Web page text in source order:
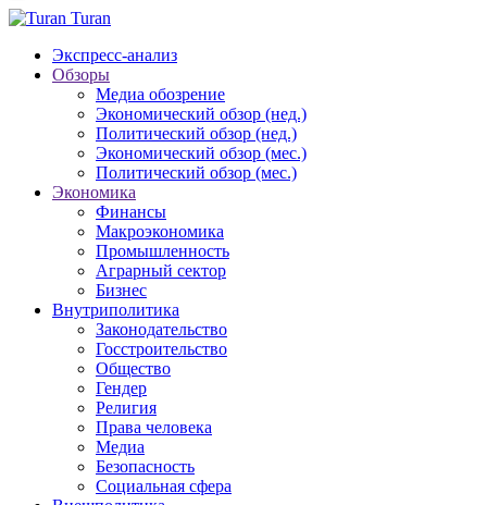
Turan
Экспресс-анализ
Обзоры
Медиа обозрение
Экономический обзор (нед.)
Политический обзор (нед.)
Экономический обзор (мес.)
Политический обзор (мес.)
Экономика
Финансы
Макроэкономика
Промышленность
Аграрный сектор
Бизнес
Внутриполитика
Законодательство
Госстроительство
Общество
Гендер
Религия
Права человека
Медиа
Безопасность
Социальная сфера